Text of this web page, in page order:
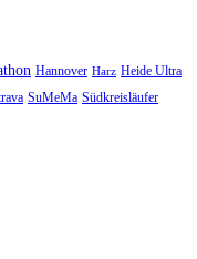
Hannover Harz Heide Ultra
SuMeMa Südkreisläufer